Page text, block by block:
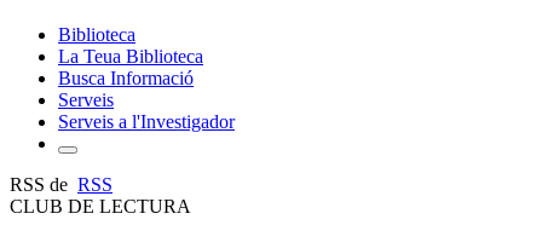
Biblioteca
La Teua Biblioteca
Busca Informació
Serveis
Serveis a l'Investigador
RSS de RSS
CLUB DE LECTURA